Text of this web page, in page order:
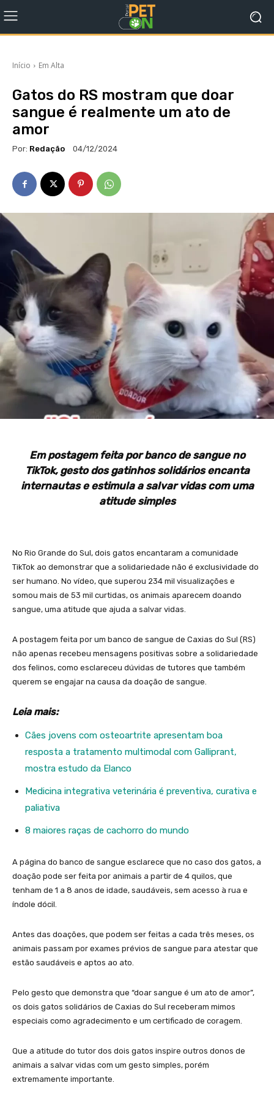
Início Em Alta
Gatos do RS mostram que doar
sangue é realmente um ato de
amor
Por: Redação 04/12/2024
Em postagem feita por banco de sangue no
TikTok, gesto dos gatinhos solidários encanta
internautas e estimula a salvar vidas com uma
atitude simples
No Rio Grande do Sul, dois gatos encantaram a comunidade
TikTok ao demonstrar que a solidariedade não é exclusividade do
ser humano. No vídeo, que superou 234 mil visualizações e
somou mais de 53 mil curtidas, os animais aparecem doando
sangue, uma atitude que ajuda a salvar vidas.
A postagem feita por um banco de sangue de Caxias do Sul (RS)
não apenas recebeu mensagens positivas sobre a solidariedade
dos felinos, como esclareceu dúvidas de tutores que também
querem se engajar na causa da doação de sangue.
Leia mais:
Cães jovens com osteoartrite apresentam boa
resposta a tratamento multimodal com Galliprant,
mostra estudo da Elanco
Medicina integrativa veterinária é preventiva, curativa e
paliativa
8 maiores raças de cachorro do mundo
A página do banco de sangue esclarece que no caso dos gatos, a
doação pode ser feita por animais a partir de 4 quilos, que
tenham de 1 a 8 anos de idade, saudáveis, sem acesso à rua e
índole dócil.
Antes das doações, que podem ser feitas a cada três meses, os
animais passam por exames prévios de sangue para atestar que
estão saudáveis e aptos ao ato.
Pelo gesto que demonstra que “doar sangue é um ato de amor”,
os dois gatos solidários de Caxias do Sul receberam mimos
especiais como agradecimento e um certificado de coragem.
Que a atitude do tutor dos dois gatos inspire outros donos de
animais a salvar vidas com um gesto simples, porém
extremamente importante.